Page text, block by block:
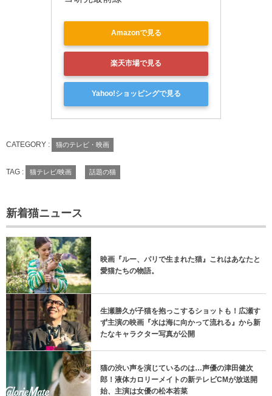
Amazonで見る
楽天市場で見る
Yahoo!ショッピングで見る
CATEGORY : 猫のテレビ・映画
TAG : 猫テレビ/映画 話題の猫
新着猫ニュース
映画『ルー、パリで生まれた猫』これはあなたと
愛猫たちの物語。
生瀬勝久が子猫を抱っこするショットも！広瀬す
ず主演の映画『水は海に向かって流れる』から新
たなキャラクター写真が公開
猫の渋い声を演じているのは…声優の津田健次
郎！液体カロリーメイトの新テレビCMが放送開
始、主演は女優の松本若菜